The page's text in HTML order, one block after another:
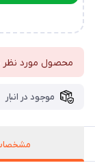
محصول مورد نظر
موجود در انبار